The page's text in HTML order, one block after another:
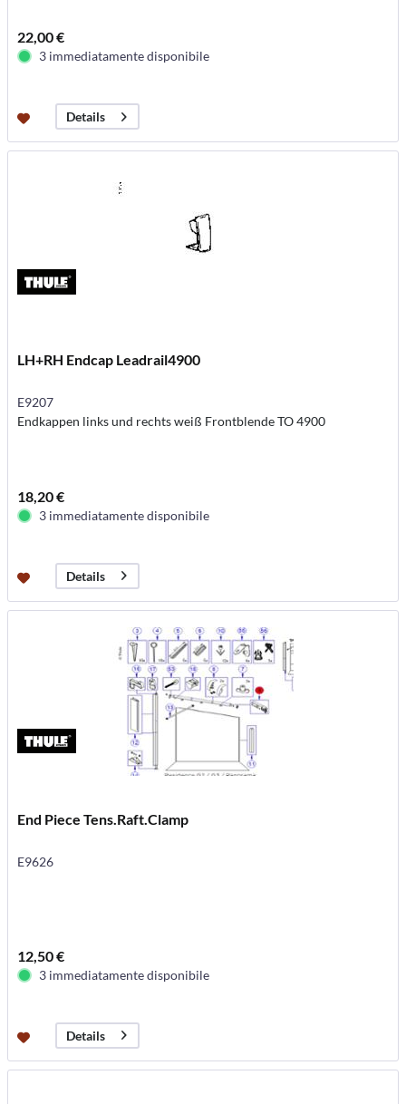
22,00 €
3 immediatamente disponibile
Details
LH+RH Endcap Leadrail4900
E9207
Endkappen links und rechts weiß Frontblende TO 4900
18,20 €
3 immediatamente disponibile
Details
End Piece Tens.Raft.Clamp
E9626
12,50 €
3 immediatamente disponibile
Details